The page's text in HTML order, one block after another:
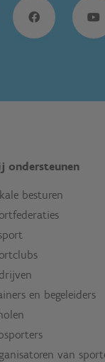
ondersteunen
besturen
en begeleiders
van